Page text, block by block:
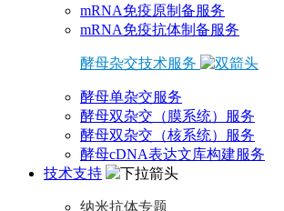
mRNA免疫原制备服务
mRNA免疫抗体制备服务
酵母杂交技术服务
酵母单杂交服务
酵母双杂交（膜系统）服务
酵母双杂交（核系统）服务
酵母cDNA表达文库构建服务
技术支持
纳米抗体专题